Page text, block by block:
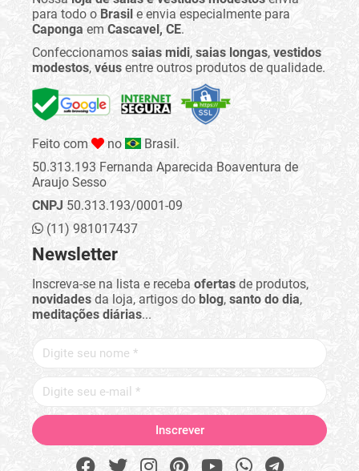
para todo o Brasil e envia especialmente para
Caponga em Cascavel, CE.
Confeccionamos saias midi, saias longas, vestidos
modestos, véus entre outros produtos de qualidade.
Feito com no
Brasil.
50.313.193 Fernanda Aparecida Boaventura de
Araujo Sesso
CNPJ 50.313.193/0001-09
(11) 981017437
Newsletter
Inscreva-se na lista e receba ofertas de produtos,
novidades da loja, artigos do blog, santo do dia,
meditações diárias...